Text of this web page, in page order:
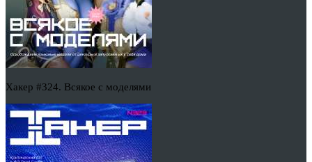
Хакер #324. Всякое с моделями